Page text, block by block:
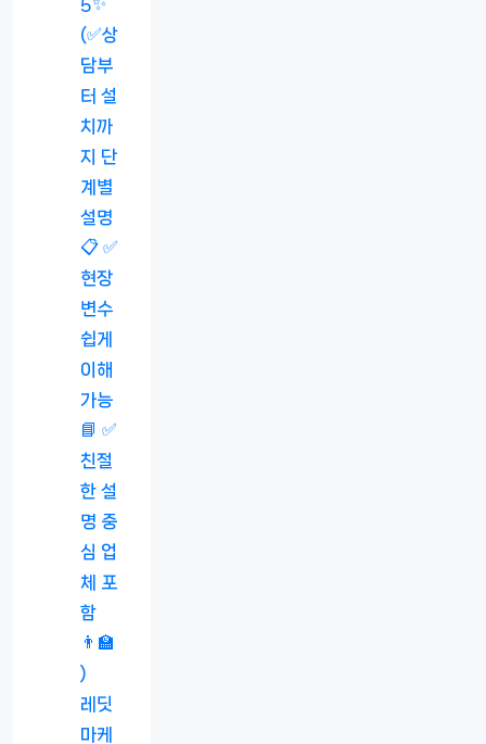
5✨
(✅상
담부
터 설
치까
지 단
계별
설명
📋 ✅
현장
변수
쉽게
이해
가능
📘 ✅
친절
한 설
명 중
심 업
체 포
함
👨‍🏫
)
레딧
마케